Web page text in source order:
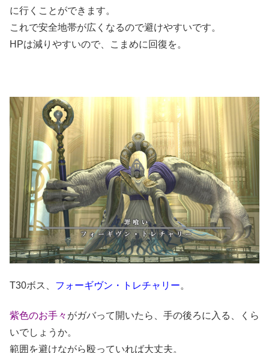
に行くことができます。
これで安全地帯が広くなるので避けやすいです。
HPは減りやすいので、こまめに回復を。
T30ボス、 フォーギヴン・トレチャリー。
紫色のお手々 がガバって開いたら、手の後ろに入る、くら
いでしょうか。
範囲を避けながら殴っていれば大丈夫。